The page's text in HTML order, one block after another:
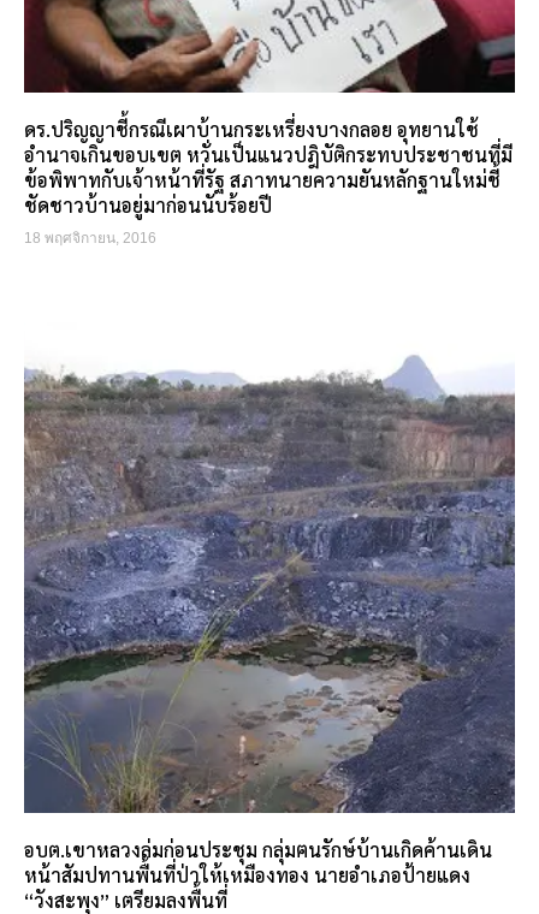
ดร.ปริญญาชี้กรณีเผาบ้านกระเหรี่ยงบางกลอย อุทยานใช้
อำนาจเกินขอบเขต หวั่นเป็นแนวปฎิบัติกระทบประชาชนที่มี
ข้อพิพาทกับเจ้าหน้าที่รัฐ สภาทนายความยันหลักฐานใหม่ชี้
ชัดชาวบ้านอยู่มาก่อนนับร้อยปี
18 พฤศจิกายน, 2016
อบต.เขาหลวงล่มก่อนประชุม กลุ่มฅนรักษ์บ้านเกิดค้านเดิน
หน้าสัมปทานพื้นที่ป่าให้เหมืองทอง นายอำเภอป้ายแดง
“วังสะพุง” เตรียมลงพื้นที่